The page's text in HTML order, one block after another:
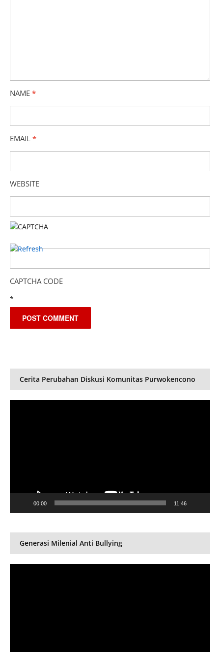
NAME *
EMAIL *
WEBSITE
CAPTCHA CODE
*
Cerita Perubahan Diskusi Komunitas Purwokencono
00:00 11:46
Generasi Milenial Anti Bullying